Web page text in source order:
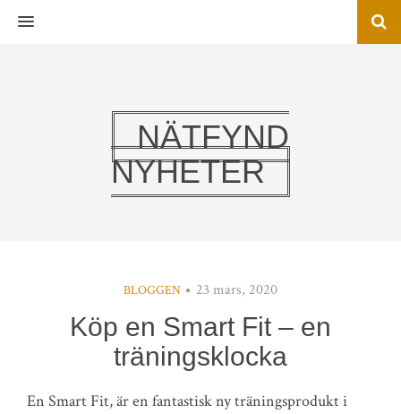
MENU
NÄTFYND
NYHETER
BLOGGEN 23 mars, 2020
Köp en Smart Fit – en
träningsklocka
En Smart Fit, är en fantastisk ny träningsprodukt i